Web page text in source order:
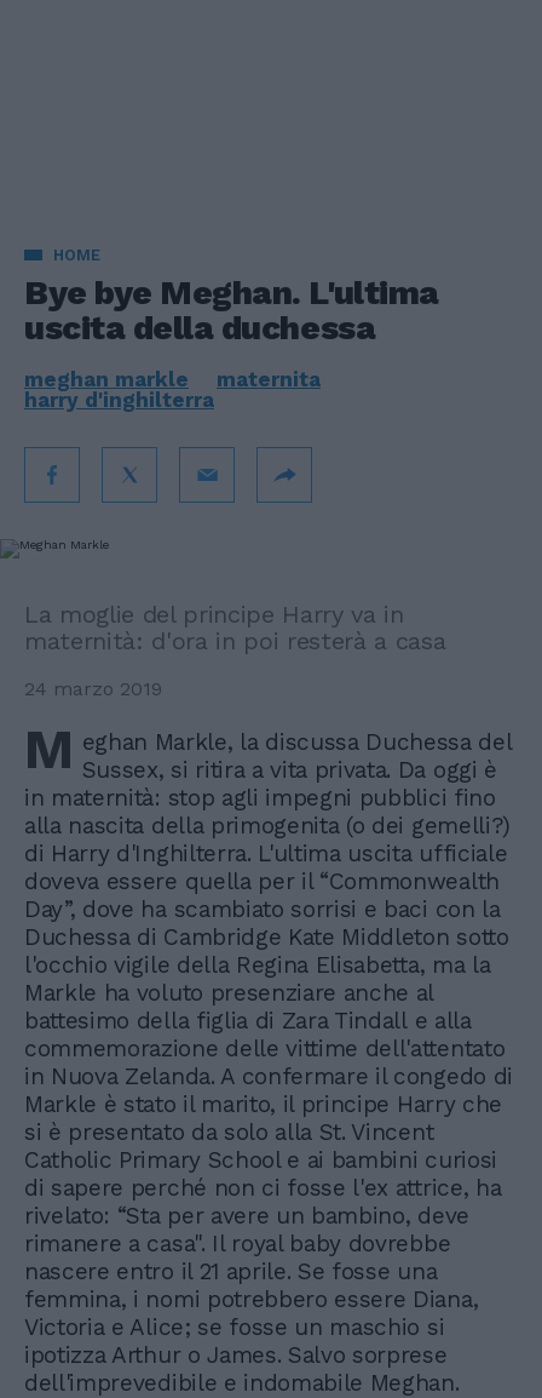
HOME
Bye bye Meghan. L'ultima
uscita della duchessa
meghan markle
maternita
harry d'inghilterra
La moglie del principe Harry va in
maternità: d'ora in poi resterà a casa
24 marzo 2019
M eghan Markle, la discussa Duchessa del
Sussex, si ritira a vita privata. Da oggi è
in maternità: stop agli impegni pubblici fino
alla nascita della primogenita (o dei gemelli?)
di Harry d'Inghilterra. L'ultima uscita ufficiale
doveva essere quella per il “Commonwealth
Day”, dove ha scambiato sorrisi e baci con la
Duchessa di Cambridge Kate Middleton sotto
l'occhio vigile della Regina Elisabetta, ma la
Markle ha voluto presenziare anche al
battesimo della figlia di Zara Tindall e alla
commemorazione delle vittime dell'attentato
in Nuova Zelanda. A confermare il congedo di
Markle è stato il marito, il principe Harry che
si è presentato da solo alla St. Vincent
Catholic Primary School e ai bambini curiosi
di sapere perché non ci fosse l'ex attrice, ha
rivelato: “Sta per avere un bambino, deve
rimanere a casa". Il royal baby dovrebbe
nascere entro il 21 aprile. Se fosse una
femmina, i nomi potrebbero essere Diana,
Victoria e Alice; se fosse un maschio si
ipotizza Arthur o James. Salvo sorprese
dell'imprevedibile e indomabile Meghan.